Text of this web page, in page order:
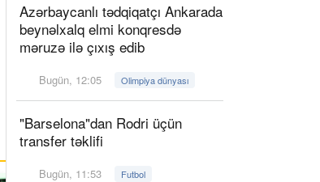
Azərbaycanlı tədqiqatçı Ankarada
beynəlxalq elmi konqresdə
məruzə ilə çıxış edib
Bugün, 12:05 Olimpiya dünyası
"Barselona"dan Rodri üçün
transfer təklifi
Bugün, 11:53 Futbol